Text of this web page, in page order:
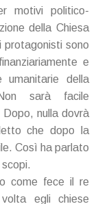
motivi politico-
della Chiesa
protagonisti sono
e
umanitarie della
sarà facile
nulla dovrà
che dopo la
Così ha parlato
come fece il re
egli chiese